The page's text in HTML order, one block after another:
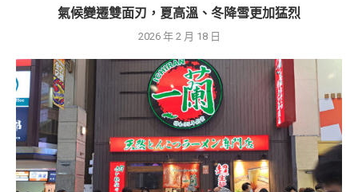
氣候變遷雙面刃，夏高溫、冬降雪更加猛烈
2026 年 2 月 18 日